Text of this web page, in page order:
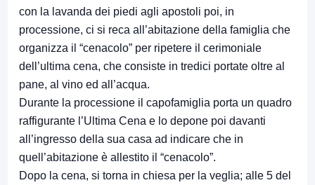
con la lavanda dei piedi agli apostoli poi, in
processione, ci si reca all’abitazione della famiglia che
organizza il “cenacolo” per ripetere il cerimoniale
dell’ultima cena, che consiste in tredici portate oltre al
pane, al vino ed all’acqua.
Durante la processione il capofamiglia porta un quadro
raffigurante l’Ultima Cena e lo depone poi davanti
all’ingresso della sua casa ad indicare che in
quell’abitazione è allestito il “cenacolo”.
Dopo la cena, si torna in chiesa per la veglia; alle 5 del